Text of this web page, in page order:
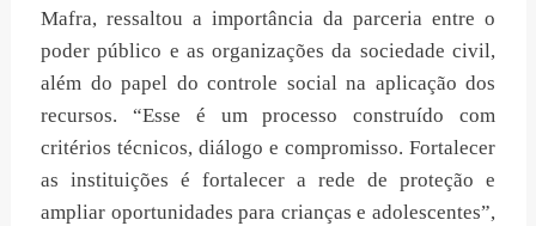
Mafra, ressaltou a importância da parceria entre o
poder público e as organizações da sociedade civil,
além do papel do controle social na aplicação dos
recursos. “Esse é um processo construído com
critérios técnicos, diálogo e compromisso. Fortalecer
as instituições é fortalecer a rede de proteção e
ampliar oportunidades para crianças e adolescentes”,